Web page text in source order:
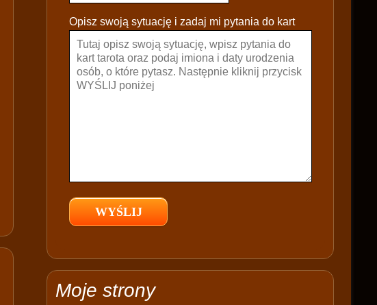
e
a
e
e
p
y
Opisz swoją sytuację i zadaj mi pytania do kart
Moje strony